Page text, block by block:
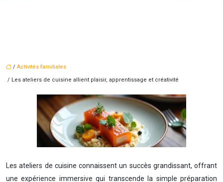
/ Activités familiales
/ Les ateliers de cuisine allient plaisir, apprentissage et créativité
Les ateliers de cuisine connaissent un succès grandissant, offrant
une expérience immersive qui transcende la simple préparation